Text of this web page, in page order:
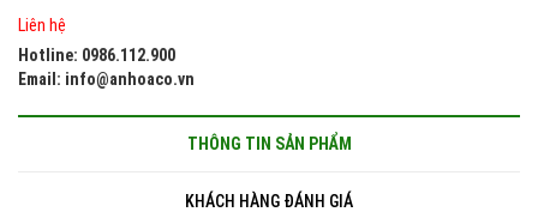
Liên hệ
Hotline: 0986.112.900
Email: info@anhoaco.vn
THÔNG TIN SẢN PHẨM
KHÁCH HÀNG ĐÁNH GIÁ